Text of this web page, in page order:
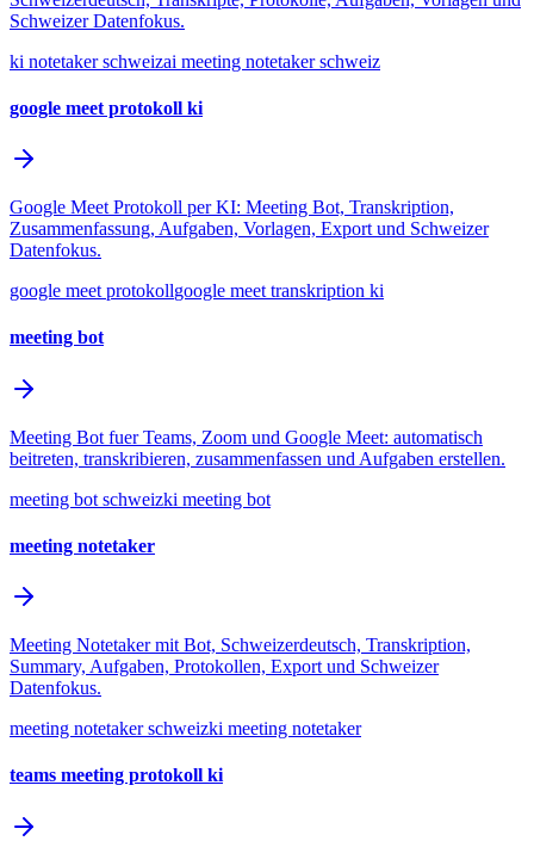
Schweizer Datenfokus.
ki notetaker schweizai meeting notetaker schweiz
google meet protokoll ki
Google Meet Protokoll per KI: Meeting Bot, Transkription,
Zusammenfassung, Aufgaben, Vorlagen, Export und Schweizer
Datenfokus.
google meet protokollgoogle meet transkription ki
meeting bot
Meeting Bot fuer Teams, Zoom und Google Meet: automatisch
beitreten, transkribieren, zusammenfassen und Aufgaben erstellen.
meeting bot schweizki meeting bot
meeting notetaker
Meeting Notetaker mit Bot, Schweizerdeutsch, Transkription,
Summary, Aufgaben, Protokollen, Export und Schweizer
Datenfokus.
meeting notetaker schweizki meeting notetaker
teams meeting protokoll ki